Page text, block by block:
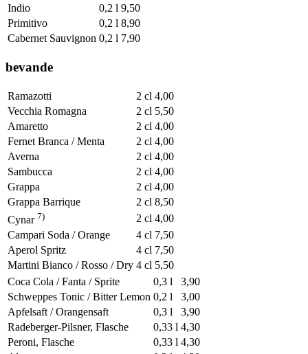
Indio
0,2 l 9,50
Primitivo
0,2 l 8,90
Cabernet Sauvignon 0,2 l 7,90
bevande
Ramazotti 2 cl 4,00
Vecchia Romagna
2 cl 5,50
Amaretto
2 cl 4,00
Fernet Branca / Menta
2 cl 4,00
Averna
2 cl 4,00
Sambucca
2 cl 4,00
Grappa
2 cl 4,00
Grappa Barrique
2 cl 8,50
Cynar 7) 2 cl 4,00
Campari Soda / Orange
4 cl 7,50
Aperol Spritz
4 cl 7,50
Martini Bianco / Rosso / Dry 4 cl 5,50
Coca Cola / Fanta / Sprite
0,3 l
3,90
Schweppes Tonic / Bitter Lemon 0,2 l
3,00
Apfelsaft / Orangensaft
0,3 l
3,90
Radeberger-Pilsner, Flasche
0,33 l 4,30
Peroni, Flasche
0,33 l 4,30